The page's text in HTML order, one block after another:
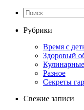
Рубрики
Время с
Здоровый
Разное
Секреты
Свежие записи